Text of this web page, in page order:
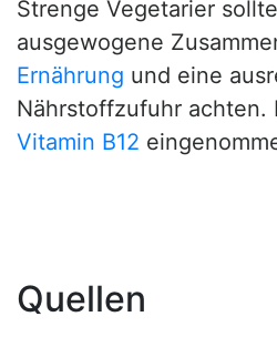
Strenge Vegetarier
ausgewogene
Ernährung und eine
Nährstoffzufuhr achten.
Vitamin B12
Quellen